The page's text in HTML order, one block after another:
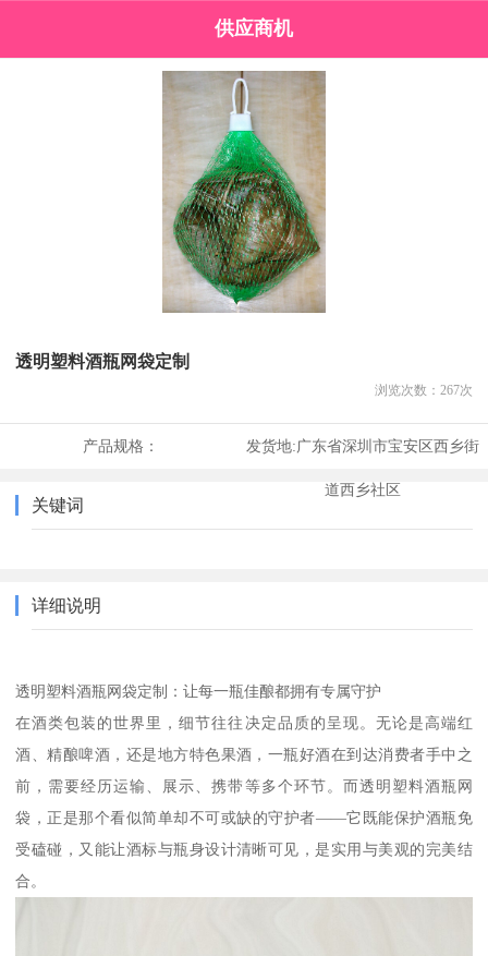
供应商机
透明塑料酒瓶网袋定制
浏览次数： 267次
产品规格： 发货地:广东省深圳市宝安区西乡街
道西乡社区
关键词
详细说明
透明塑料酒瓶网袋定制：让每一瓶佳酿都拥有专属守护
在酒类包装的世界里，细节往往决定品质的呈现。无论是高端红
酒、精酿啤酒，还是地方特色果酒，一瓶好酒在到达消费者手中之
前，需要经历运输、展示、携带等多个环节。而透明塑料酒瓶网
袋，正是那个看似简单却不可或缺的守护者——它既能保护酒瓶免
受磕碰，又能让酒标与瓶身设计清晰可见，是实用与美观的完美结
合。